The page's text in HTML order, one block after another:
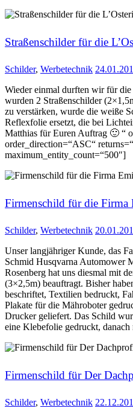
Straßenschilder für die
Schilder, Werbetechnik
Wieder einmal durften wir für
wurden 2 Straßenschilder
zu verstärken, wurde die weiße
Reflexfolie ersetzt, die bei
Matthias für Euren Auftrag 🙂 “
order_direction=“ASC“
maximum_entity_count=“500″]
Firmenschild für die Firma
Schilder, Werbetechnik
Unser langjähriger Kunde, das
Schmid Husqvarna Automower
Rosenberg hat uns diesmal mit
(3×2,5m) beauftragt. Bisher
beschriftet, Textilien bedruckt,
Plakate für die Mähroboter
Drucker geliefert. Das Schild
eine Klebefolie gedruckt,
Firmenschild für Der
Schilder, Werbetechnik